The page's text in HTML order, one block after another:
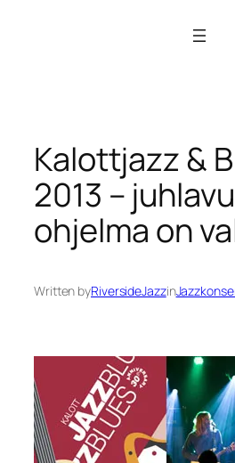
Kalottjazz &
2013 –
ohjelma on
Written byRiversideJazzin